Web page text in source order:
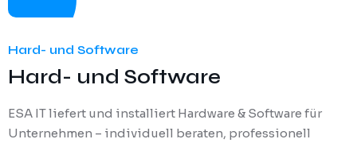
Hard- und Software
Hard- und Software
ESA IT liefert und installiert Hardware & Software für
Unternehmen – individuell beraten, professionell